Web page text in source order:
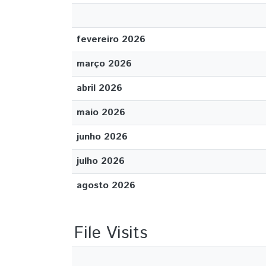
fevereiro 2026
março 2026
abril 2026
maio 2026
junho 2026
julho 2026
agosto 2026
File Visits